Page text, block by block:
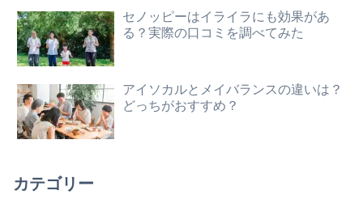
セノッピーはイライラにも効果があ
る？実際の口コミを調べてみた
アイソカルとメイバランスの違いは？
どっちがおすすめ？
カテゴリー